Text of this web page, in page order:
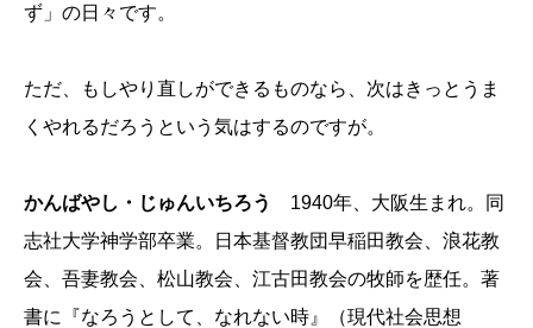
ず」の日々です。
ただ、もしやり直しができるものなら、次はきっとうま
くやれるだろうという気はするのですが。
かんばやし・じゅんいちろう
1940年、大阪生まれ。同
志社大学神学部卒業。日本基督教団早稲田教会、浪花教
会、吾妻教会、松山教会、江古田教会の牧師を歴任。著
書に『なろうとして、なれない時』（現代社会思想